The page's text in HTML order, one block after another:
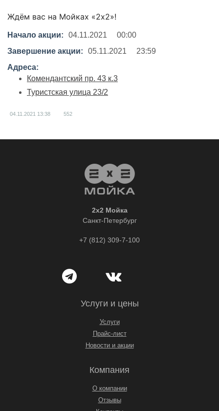
Ждём вас на Мойках «2х2»!
Начало акции: 04.11.2021
00:00
Завершение акции:
05.11.2021
23:59
Адреса:
Комендантский пр. 43 к.3
Туристская улица 23/2
04.11.2021 13:38 552
2x2 Мойка
Санкт-Петербург
+7 (812) 309-7-100
Услуги и цены
Услуги
Прайс-лист
Новости и акции
Компания
О компании
Отзывы